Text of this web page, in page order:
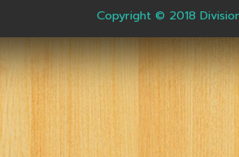
Copyright © 2018